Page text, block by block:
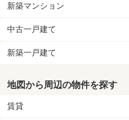
新築マンション
中古一戸建て
新築一戸建て
地図から周辺の物件を探す
賃貸